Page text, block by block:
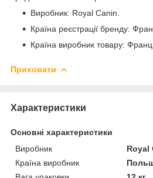
Виробник: Royal Canin.
Країна реєстрації бренду:
Країна виробник товару:
Приховати
Характеристики
Основні характеристики
Виробник
Royal
Країна виробник